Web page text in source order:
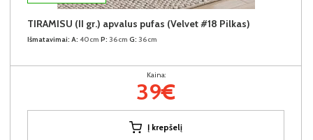
TIRAMISU (II gr.) apvalus pufas (Velvet #18 Pilkas)
Išmatavimai: A: 40cm P: 36cm G: 36cm
Kaina:
39€
Į krepšelį